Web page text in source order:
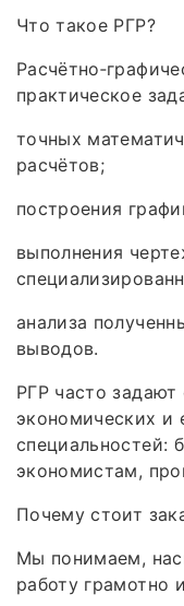
Что такое РГР?
практическое
точных
расчётов;
построения
выполнения
анализа
выводов.
РГР часто задают
экономических и
специальностей:
экономистам,
Почему стоит
Мы понимаем,
работу грамотно